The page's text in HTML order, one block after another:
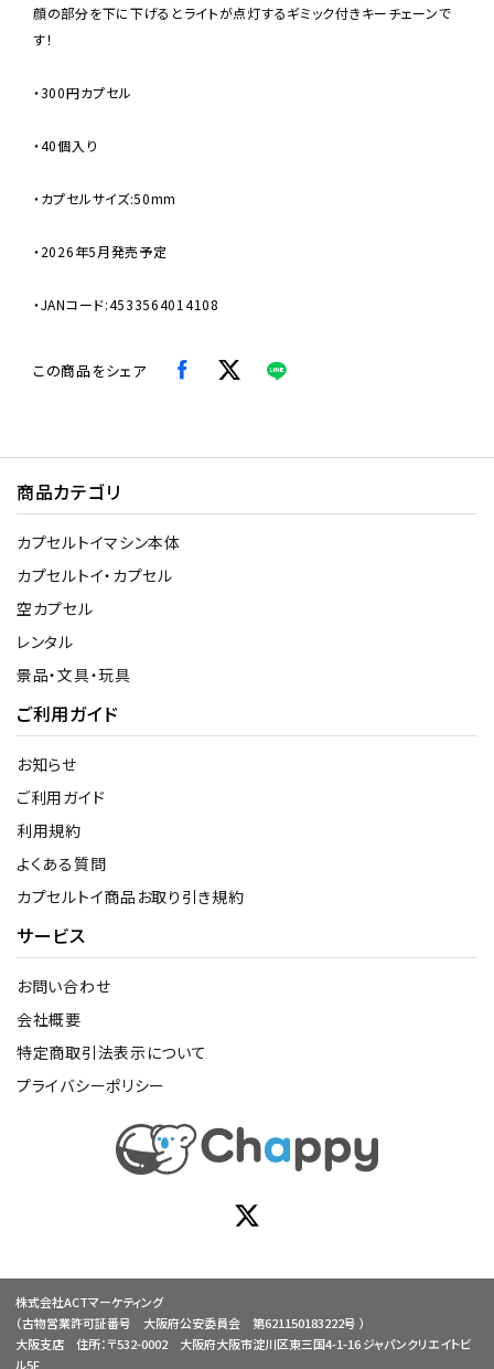
顔の部分を下に下げるとライトが点灯するギミック付きキーチェーンで
す！
・300円カプセル
・40個入り
・カプセルサイズ:50mm
・2026年5月発売予定
・JANコード:4533564014108
この商品をシェア
商品カテゴリ
カプセルトイマシン本体
カプセルトイ・カプセル
空カプセル
レンタル
景品・文具・玩具
ご利用ガイド
お知らせ
ご利用ガイド
利用規約
よくある質問
カプセルトイ商品お取り引き規約
サービス
お問い合わせ
会社概要
特定商取引法表示について
プライバシーポリシー
株式会社ACTマーケティング
（古物営業許可証番号 大阪府公安委員会 第621150183222号 ）
大阪支店 住所：〒532-0002 大阪府大阪市淀川区東三国4-1-16 ジャパンクリエイトビ
ル5F